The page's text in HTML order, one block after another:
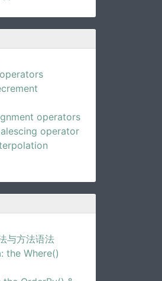
operators
operator
与方法语法
the Where()